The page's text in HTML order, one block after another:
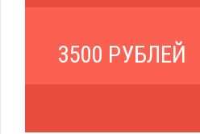
3500 РУБЛЕЙ